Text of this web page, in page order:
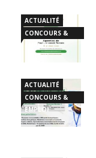
ACTUALITÉ
CONCOURS &
EMPLOI
ACTUALITÉ
CONCOURS &
EMPLOI